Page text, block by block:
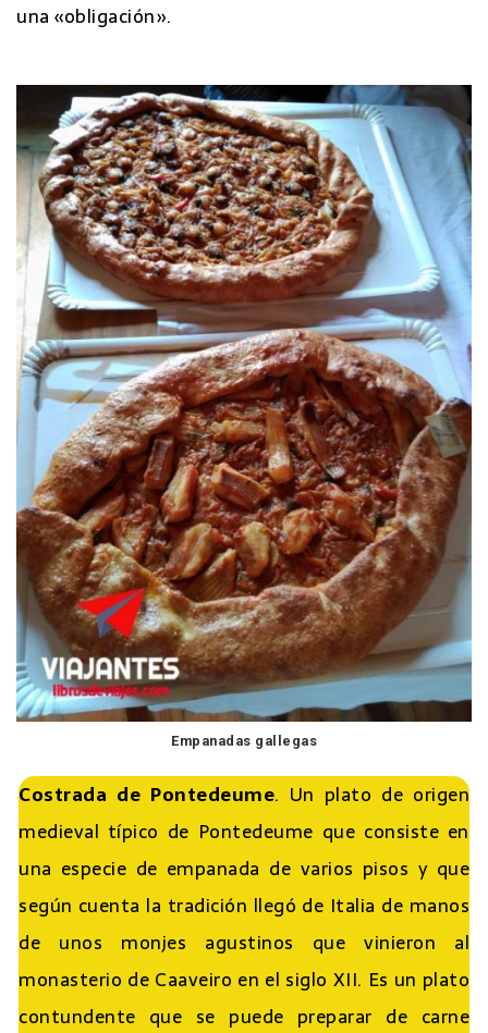
una «obligación».
Empanadas gallegas
Costrada de Pontedeume. Un plato de origen
medieval típico de Pontedeume que consiste en
una especie de empanada de varios pisos y que
según cuenta la tradición llegó de Italia de manos
de unos monjes agustinos que vinieron al
monasterio de Caaveiro en el siglo XII. Es un plato
contundente que se puede preparar de carne